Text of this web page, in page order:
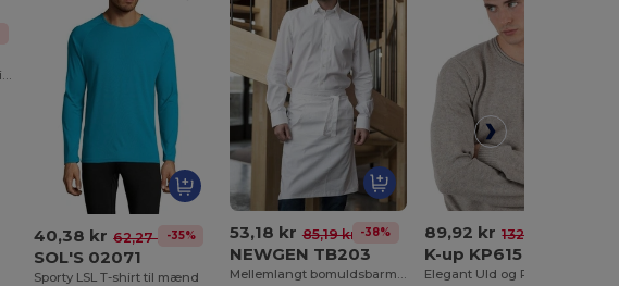
Voksen kontrast shorts Olimpico
40,38 kr 62,27 kr-35%
SOL'S 02071
Sporty LSL T-shirt til mænd
53,18 kr 85,19 kr -38%
NEWGEN TB203
89,92 kr 132,48 kr
K-up KP615